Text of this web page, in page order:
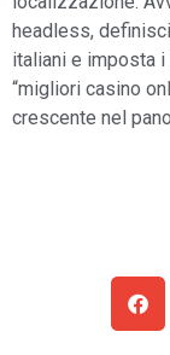
headless,
italiani e imposta
“migliori casino
crescente nel